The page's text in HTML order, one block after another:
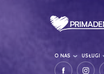
O NAS USŁUGI